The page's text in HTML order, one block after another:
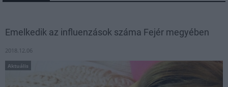
Emelkedik az influenzások száma Fejér megyében
2018.12.06
Aktuális